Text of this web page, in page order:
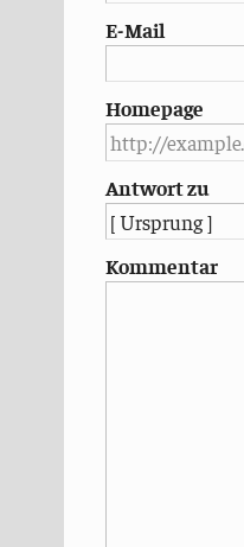
E-Mail
Homepage
Antwort zu
Kommentar